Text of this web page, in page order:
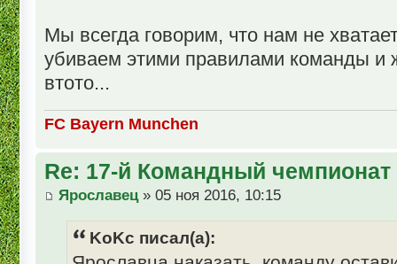
Мы всегда говорим, что нам не
убиваем этими правилами команды и
втото...
FC Bayern Munchen
Re: 17-й Командный чемпионат
Ярославец» 05 ноя 2016, 10:15
KoKc писал(а):